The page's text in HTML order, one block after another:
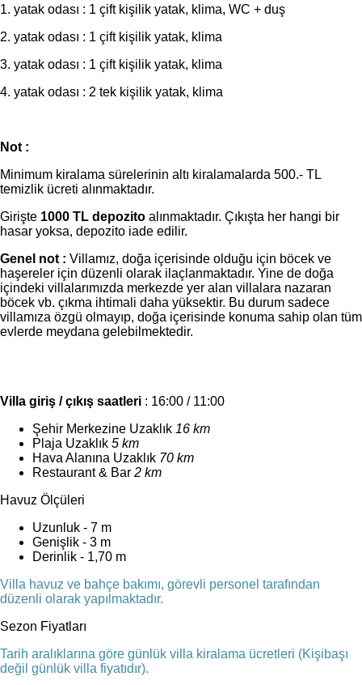
1. yatak odası : 1 çift kişilik yatak, klima, WC + duş
2. yatak odası : 1 çift kişilik yatak, klima
3. yatak odası : 1 çift kişilik yatak, klima
4. yatak odası : 2 tek kişilik yatak, klima
Not :
Minimum kiralama sürelerinin altı kiralamalarda 500.- TL
temizlik ücreti alınmaktadır.
Girişte 1000 TL depozito alınmaktadır. Çıkışta her hangi bir
hasar yoksa, depozito iade edilir.
Genel not : Villamız, doğa içerisinde olduğu için böcek ve
haşereler için düzenli olarak ilaçlanmaktadır. Yine de doğa
içindeki villalarımızda merkezde yer alan villalara nazaran
böcek vb. çıkma ihtimali daha yüksektir. Bu durum sadece
villamıza özgü olmayıp, doğa içerisinde konuma sahip olan tüm
evlerde meydana gelebilmektedir.
Villa giriş / çıkış saatleri : 16:00 / 11:00
Şehir Merkezine Uzaklık 16 km
Plaja Uzaklık 5 km
Hava Alanına Uzaklık 70 km
Restaurant & Bar 2 km
Havuz Ölçüleri
Uzunluk - 7 m
Genişlik - 3 m
Derinlik - 1,70 m
Villa havuz ve bahçe bakımı, görevli personel tarafından
düzenli olarak yapılmaktadır.
Sezon Fiyatları
Tarih aralıklarına göre günlük villa kiralama ücretleri (Kişibaşı
değil günlük villa fiyatıdır).